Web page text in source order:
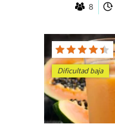
8
Dificultad baja